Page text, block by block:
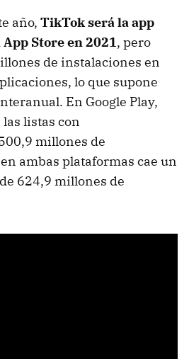
año, TikTok será la app
Store en 2021, pero
de instalaciones en
lo que supone
En Google Play,
las listas con
millones de
ambas plataformas cae un
624,9 millones de